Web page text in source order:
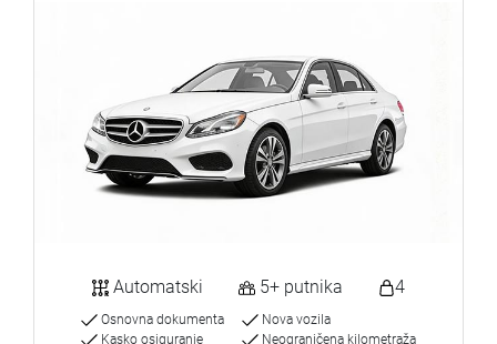
Automatski 5+ putnika 4
Osnovna dokumenta
Kasko osiguranje
Nova vozila
Neograničena kilometraža